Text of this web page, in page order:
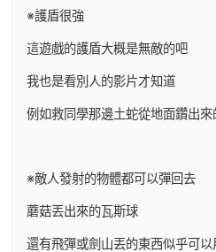
※護盾很強
這遊戲的護盾大概是無敵的吧
我也是看別人的影片才知道
例如救同學那邊土蛇從地面鑽出
※敵人發射的物體都可以彈回去
蘑菇丟出來的瓦斯球
還有飛彈或劍山丟的東西似乎可